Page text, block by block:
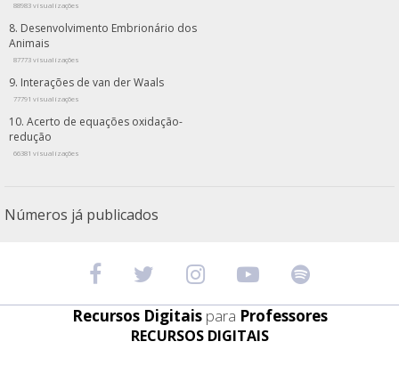
88983 visualizações
Desenvolvimento Embrionário dos
Animais
87773 visualizações
Interações de van der Waals
77791 visualizações
Acerto de equações oxidação-
redução
66381 visualizações
Números já publicados
Recursos Digitais para Professores
RECURSOS DIGITAIS